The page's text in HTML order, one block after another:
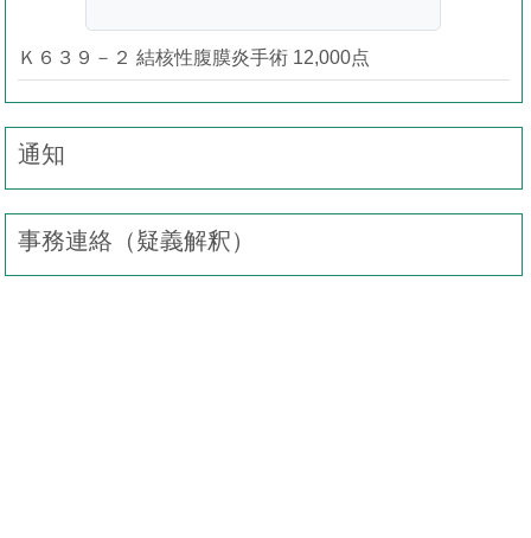
Ｋ６３９－２ 結核性腹膜炎手術 12,000点
通知
事務連絡（疑義解釈）